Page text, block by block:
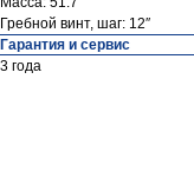
Гребной винт, шаг: 12″
Гарантия и сервис
3 года